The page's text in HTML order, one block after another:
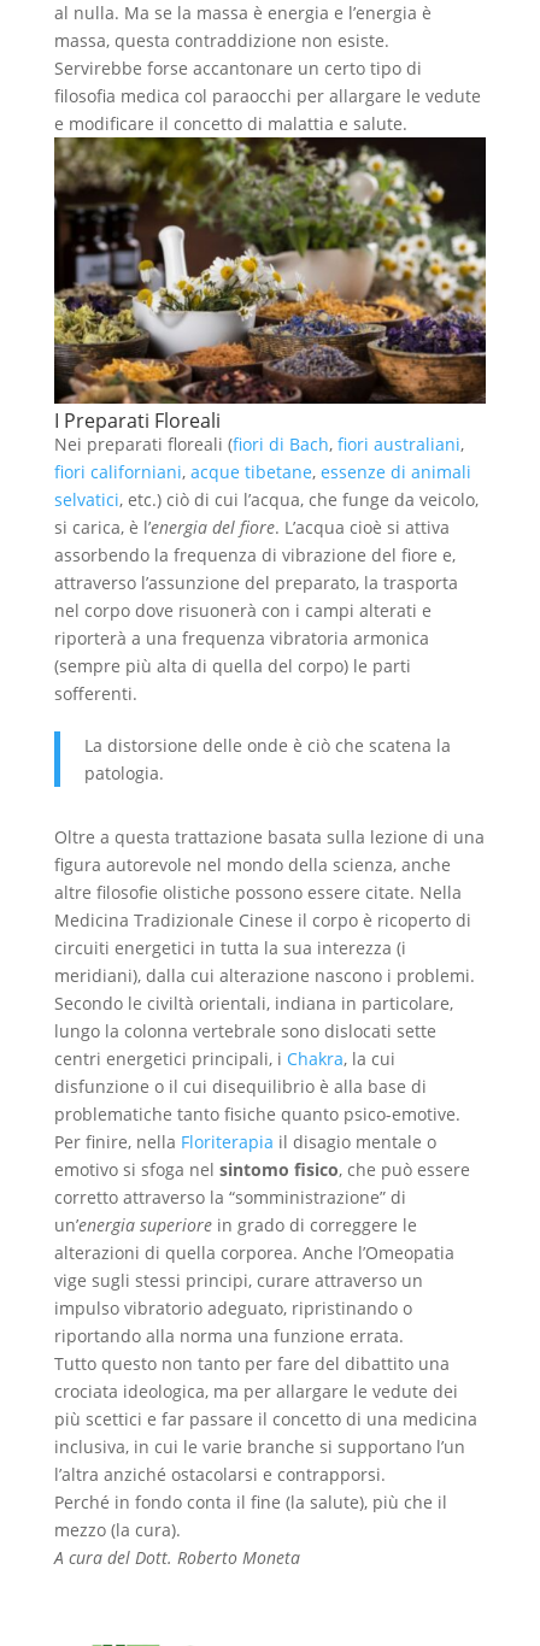
al nulla. Ma se la massa è energia e l’energia è
massa, questa contraddizione non esiste.
Servirebbe forse accantonare un certo tipo di
filosofia medica col paraocchi per allargare le vedute
e modificare il concetto di malattia e salute.
I Preparati Floreali
Nei preparati floreali (fiori di Bach, fiori australiani,
fiori californiani, acque tibetane, essenze di animali
selvatici, etc.) ciò di cui l’acqua, che funge da veicolo,
si carica, è l’energia del fiore. L’acqua cioè si attiva
assorbendo la frequenza di vibrazione del fiore e,
attraverso l’assunzione del preparato, la trasporta
nel corpo dove risuonerà con i campi alterati e
riporterà a una frequenza vibratoria armonica
(sempre più alta di quella del corpo) le parti
sofferenti.
La distorsione delle onde è ciò che scatena la
patologia.
Oltre a questa trattazione basata sulla lezione di una
figura autorevole nel mondo della scienza, anche
altre filosofie olistiche possono essere citate. Nella
Medicina Tradizionale Cinese il corpo è ricoperto di
circuiti energetici in tutta la sua interezza (i
meridiani), dalla cui alterazione nascono i problemi.
Secondo le civiltà orientali, indiana in particolare,
lungo la colonna vertebrale sono dislocati sette
centri energetici principali, i Chakra, la cui
disfunzione o il cui disequilibrio è alla base di
problematiche tanto fisiche quanto psico-emotive.
Per finire, nella Floriterapia il disagio mentale o
emotivo si sfoga nel sintomo fisico, che può essere
corretto attraverso la “somministrazione” di
un’energia superiorein grado di correggere le
alterazioni di quella corporea. Anche l’Omeopatia
vige sugli stessi principi, curare attraverso un
impulso vibratorio adeguato, ripristinando o
riportando alla norma una funzione errata.
Tutto questo non tanto per fare del dibattito una
crociata ideologica, ma per allargare le vedute dei
più scettici e far passare il concetto di una medicina
inclusiva, in cui le varie branche si supportano l’un
l’altra anziché ostacolarsi e contrapporsi.
Perché in fondo conta il fine (la salute), più che il
mezzo (la cura).
A cura del Dott. Roberto Moneta